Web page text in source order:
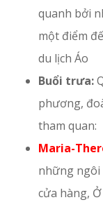
quanh bởi
một điểm
du lịch Áo
Buổi trưa:
phương,
tham quan:
Maria-
những ngôi
cửa hàng,